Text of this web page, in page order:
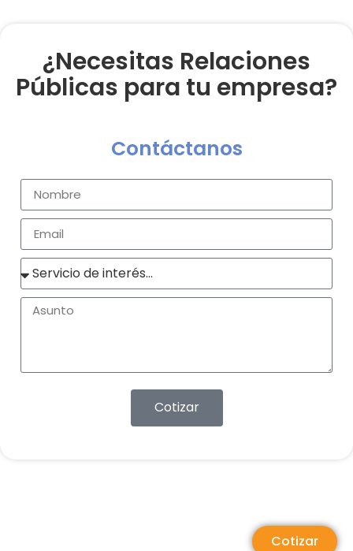
¿Necesitas Relaciones
Públicas para tu empresa?
Contáctanos
Cotizar
Cotizar